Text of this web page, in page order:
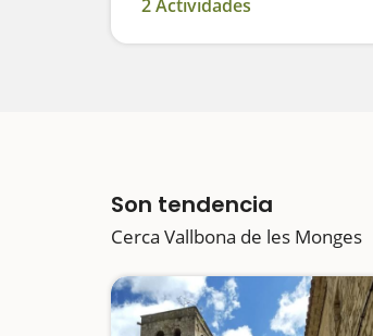
2 Actividades
Son tendencia
Cerca Vallbona de les Monges